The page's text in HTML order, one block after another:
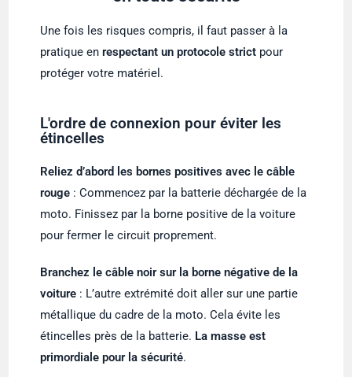
Une fois les risques compris, il faut passer à la
pratique enrespectant un protocole strict pour
protéger votre matériel.
L'ordre de connexion pour éviter les
étincelles
Reliez d’abord les bornes positives avec le câble
rouge : Commencez par la batterie déchargée de la
moto. Finissez par la borne positive de la voiture
pour fermer le circuit proprement.
Branchez le câble noir sur la borne négative de la
voiture : L’autre extrémité doit aller sur une partie
métallique du cadre de la moto. Cela évite les
étincelles près de la batterie. La masse est
primordiale pour la sécurité.